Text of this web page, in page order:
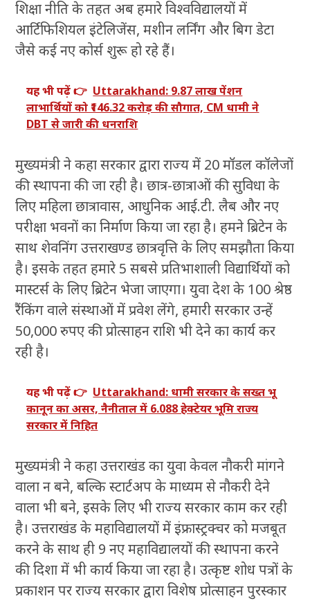
शिक्षा नीति के तहत अब हमारे विश्वविद्यालयों में
आर्टिफिशियल इंटेलिजेंस, मशीन लर्निंग और बिग डेटा
जैसे कई नए कोर्स शुरू हो रहे हैं।
यह भी पढ़ें 👉 Uttarakhand: 9.87 लाख पेंशन
लाभार्थियों को ₹146.32 करोड़ की सौगात, CM धामी ने
DBT से जारी की धनराशि
मुख्यमंत्री ने कहा सरकार द्वारा राज्य में 20 मॉडल कॉलेजों
की स्थापना की जा रही है। छात्र-छात्राओं की सुविधा के
लिए महिला छात्रावास, आधुनिक आई.टी. लैब और नए
परीक्षा भवनों का निर्माण किया जा रहा है। हमने ब्रिटेन के
साथ शेवनिंग उत्तराखण्ड छात्रवृत्ति के लिए समझौता किया
है। इसके तहत हमारे 5 सबसे प्रतिभाशाली विद्यार्थियों को
मास्टर्स के लिए ब्रिटेन भेजा जाएगा। युवा देश के 100 श्रेष्ठ
रैंकिंग वाले संस्थाओं में प्रवेश लेंगे, हमारी सरकार उन्हें
50,000 रुपए की प्रोत्साहन राशि भी देने का कार्य कर
रही है।
यह भी पढ़ें 👉 Uttarakhand: धामी सरकार के सख्त भू
कानून का असर, नैनीताल में 6.088 हेक्टेयर भूमि राज्य
सरकार में निहित
मुख्यमंत्री ने कहा उत्तराखंड का युवा केवल नौकरी मांगने
वाला न बने, बल्कि स्टार्टअप के माध्यम से नौकरी देने
वाला भी बने, इसके लिए भी राज्य सरकार काम कर रही
है। उत्तराखंड के महाविद्यालयों में इंफ्रास्ट्रक्चर को मजबूत
करने के साथ ही 9 नए महाविद्यालयों की स्थापना करने
की दिशा में भी कार्य किया जा रहा है। उत्कृष्ट शोध पत्रों के
प्रकाशन पर राज्य सरकार द्वारा विशेष प्रोत्साहन पुरस्कार